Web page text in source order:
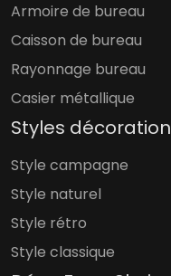
Armoire de bureau
Caisson de bureau
Rayonnage bureau
Casier métallique
Styles décoration
Style campagne
Style naturel
Style rétro
Style classique